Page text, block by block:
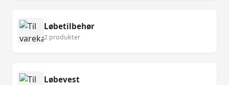
Løbetilbehør
2 produkter
Løbevest